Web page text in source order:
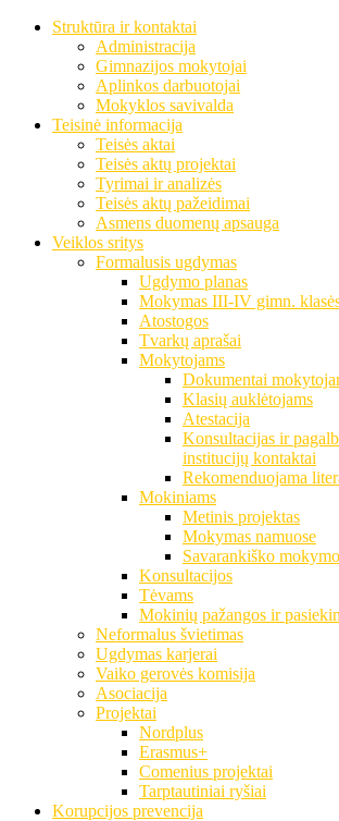
Struktūra ir kontaktai
Administracija
Gimnazijos mokytojai
Aplinkos darbuotojai
Mokyklos savivalda
Teisinė informacija
Teisės aktai
Teisės aktų projektai
Tyrimai ir analizės
Teisės aktų pažeidimai
Asmens duomenų apsauga
Veiklos sritys
Formalusis ugdymas
Ugdymo planas
Mokymas III-IV gimn.
Atostogos
Tvarkų aprašai
Mokytojams
Dokumentai
Klasių auklėtojams
Atestacija
Konsultacijas ir
institucijų kontaktai
Rekomenduojama
Mokiniams
Metinis projektas
Mokymas namuose
Savarankiško
Konsultacijos
Tėvams
Mokinių pažangos ir
Neformalus švietimas
Ugdymas karjerai
Vaiko gerovės komisija
Asociacija
Projektai
Nordplus
Erasmus+
Comenius projektai
Tarptautiniai ryšiai
Korupcijos prevencija